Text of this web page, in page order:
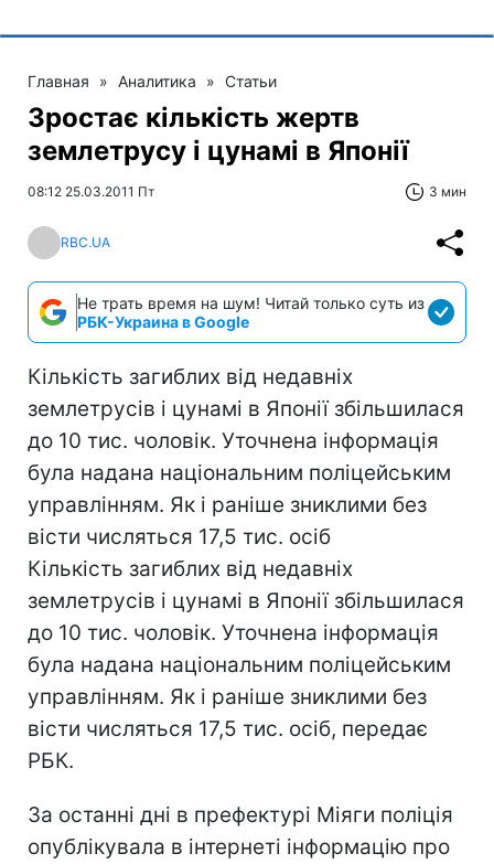
Главная » Аналитика » Статьи
Зростає кількість жертв
землетрусу і цунамі в Японії
08:12 25.03.2011 Пт 3 мин
RBC.UA
Не трать время на шум! Читай только суть из
РБК-Украина в Google
Кількість загиблих від недавніх
землетрусів і цунамі в Японії збільшилася
до 10 тис. чоловік. Уточнена інформація
була надана національним поліцейським
управлінням. Як і раніше зниклими без
вісти числяться 17,5 тис. осіб
Кількість загиблих від недавніх
землетрусів і цунамі в Японії збільшилася
до 10 тис. чоловік. Уточнена інформація
була надана національним поліцейським
управлінням. Як і раніше зниклими без
вісти числяться 17,5 тис. осіб, передає
РБК.
За останні дні в префектурі Міяги поліція
опублікувала в інтернеті інформацію про